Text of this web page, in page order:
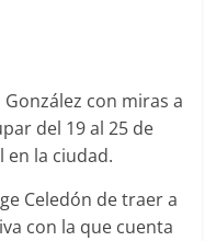
con miras a
del 19 al 25 de
la ciudad.
Celedón de traer a
con la que cuenta